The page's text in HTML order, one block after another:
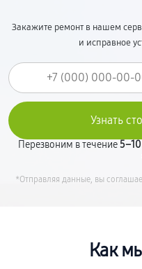
Закажите ремонт в нашем
и исправное
Перезвоним в течение
*Отправляя данные, вы
Как